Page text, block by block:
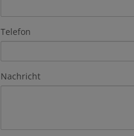
Telefon
Nachricht